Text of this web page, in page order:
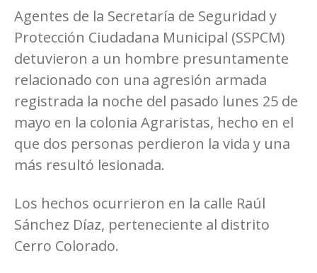
Agentes de la Secretaría de Seguridad y
Protección Ciudadana Municipal (SSPCM)
detuvieron a un hombre presuntamente
relacionado con una agresión armada
registrada la noche del pasado lunes 25 de
mayo en la colonia Agraristas, hecho en el
que dos personas perdieron la vida y una
más resultó lesionada.
Los hechos ocurrieron en la calle Raúl
Sánchez Díaz, perteneciente al distrito
Cerro Colorado.